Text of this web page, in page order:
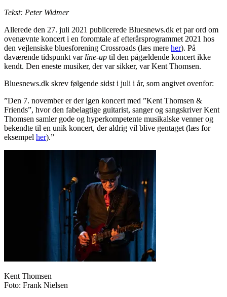
Tekst: Peter Widmer
Allerede den 27. juli 2021 publicerede Bluesnews.dk et par ord om
ovenævnte koncert i en foromtale af efterårsprogrammet 2021 hos
den vejlensiske bluesforening Crossroads (læs mere her). På
daværende tidspunkt var line-up til den pågældende koncert ikke
kendt. Den eneste musiker, der var sikker, var Kent Thomsen.
Bluesnews.dk skrev følgende sidst i juli i år, som angivet ovenfor:
”Den 7. november er der igen koncert med ”Kent Thomsen &
Friends”, hvor den fabelagtige guitarist, sanger og sangskriver Kent
Thomsen samler gode og hyperkompetente musikalske venner og
bekendte til en unik koncert, der aldrig vil blive gentaget (læs for
eksempel her).”
Kent Thomsen
Foto: Frank Nielsen